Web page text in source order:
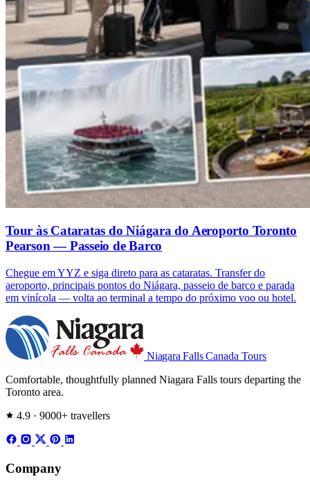
Tour às Cataratas do Niágara do Aeroporto Toronto
Pearson — Passeio de Barco
Chegue em YYZ e siga direto para as cataratas. Transfer do
aeroporto, principais pontos do Niágara, passeio de barco e parada
em vinícola — volta ao terminal a tempo do próximo voo ou hotel.
Niagara FallsCanada Tours
Comfortable, thoughtfully planned Niagara Falls tours departing the
Toronto area.
4.9 · 9000+ travellers
Company